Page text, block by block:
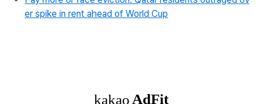
er spike in rent ahead of World Cup